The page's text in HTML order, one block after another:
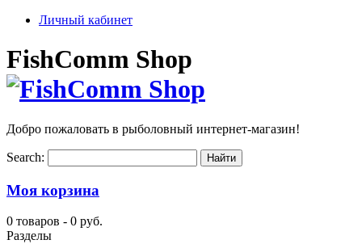
Личный кабинет
FishComm Shop
Добро пожаловать в рыболовный интернет-магазин!
Search:
Моя корзина
0 товаров - 0 руб.
Разделы